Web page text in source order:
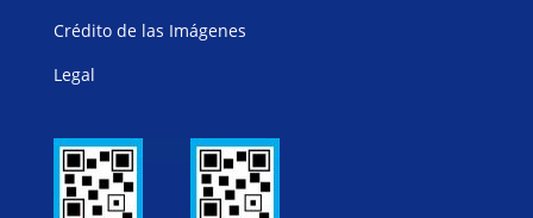
Crédito de las Imágenes
Legal